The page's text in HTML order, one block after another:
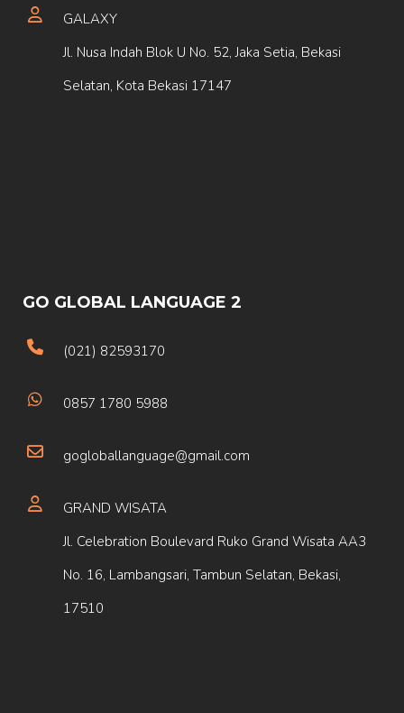
GALAXY
Jl. Nusa Indah Blok U No. 52, Jaka Setia, Bekasi
Selatan, Kota Bekasi 17147
GO GLOBAL LANGUAGE 2
(021) 82593170
0857 1780 5988
gogloballanguage@gmail.com
GRAND WISATA
Jl. Celebration Boulevard Ruko Grand Wisata AA3
No. 16, Lambangsari, Tambun Selatan, Bekasi,
17510